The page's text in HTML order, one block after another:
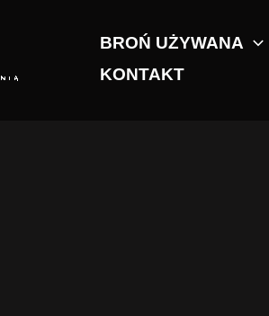
BROŃ UŻYWANA
KONTAKT